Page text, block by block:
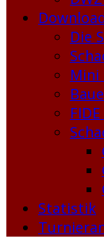
Die
Mini
Statistik